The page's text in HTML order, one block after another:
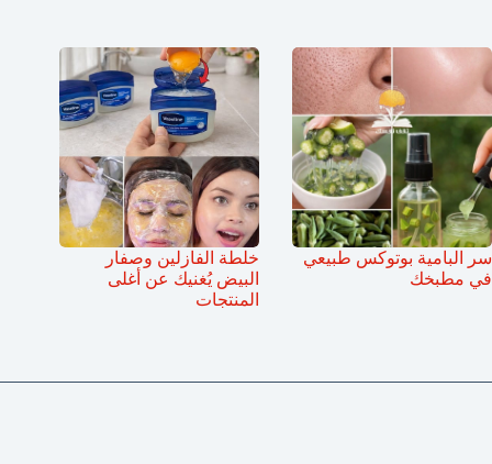
سر البامية بوتوكس طبيعي
في مطبخك
خلطة الفازلين وصفار
البيض يُغنيك عن أغلى
المنتجات